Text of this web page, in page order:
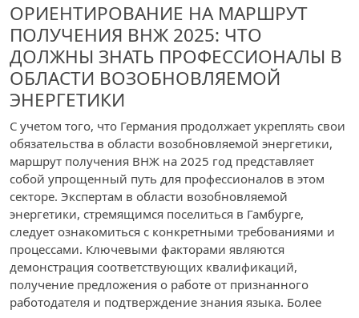
ОРИЕНТИРОВАНИЕ НА МАРШРУТ
ПОЛУЧЕНИЯ ВНЖ 2025: ЧТО
ДОЛЖНЫ ЗНАТЬ ПРОФЕССИОНАЛЫ В
ОБЛАСТИ ВОЗОБНОВЛЯЕМОЙ
ЭНЕРГЕТИКИ
С учетом того, что Германия продолжает укреплять свои
обязательства в области возобновляемой энергетики,
маршрут получения ВНЖ на 2025 год представляет
собой упрощенный путь для профессионалов в этом
секторе. Экспертам в области возобновляемой
энергетики, стремящимся поселиться в Гамбурге,
следует ознакомиться с конкретными требованиями и
процессами. Ключевыми факторами являются
демонстрация соответствующих квалификаций,
получение предложения о работе от признанного
работодателя и подтверждение знания языка. Более